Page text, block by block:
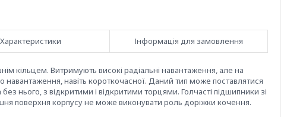
Характеристики Інформація для замовлення
кільцем. Витримують високі радіальні навантаження, але на
навіть короткочасної. Даний тип може поставлятися
нього, з відкритими і відкритими торцями. Голчасті підшипники зі
поверхня корпусу не може виконувати роль доріжки кочення.